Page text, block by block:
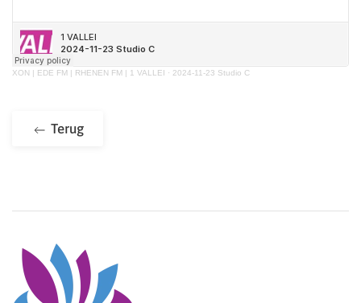
XON | EDE FM | RHENEN FM | 1 VALLEI · 2024-11-23 Studio C
Terug